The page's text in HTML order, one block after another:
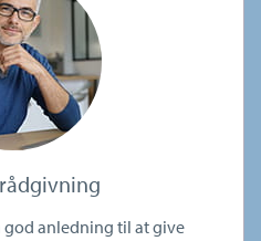
god anledning til at give